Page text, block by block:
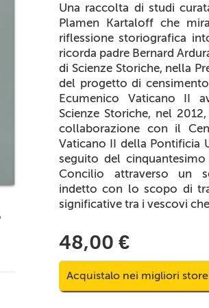
Una raccolta di studi
Plamen Kartaloff che
riflessione storiografica
ricorda padre Bernard
di Scienze Storiche, nella
del progetto di
Ecumenico Vaticano II
Scienze Storiche, nel
collaborazione con il
Vaticano II della Pontificia
seguito del
Concilio attraverso un
indetto con lo scopo di
significative tra i vescovi
48,00 €
Acquistalo nei migliori